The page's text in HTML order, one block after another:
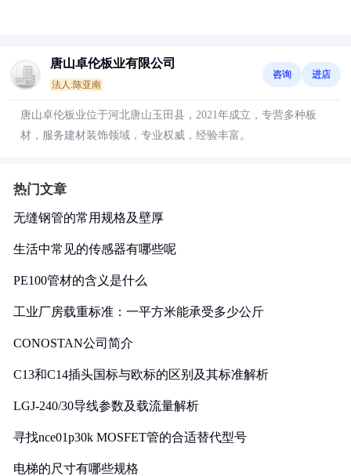
唐山卓伦板业有限公司
法人:陈亚南
咨询 进店
唐山卓伦板业位于河北唐山玉田县，2021年成立，专营多种板
材，服务建材装饰领域，专业权威，经验丰富。
热门文章
无缝钢管的常用规格及壁厚
生活中常见的传感器有哪些呢
PE100管材的含义是什么
工业厂房载重标准：一平方米能承受多少公斤
CONOSTAN公司简介
C13和C14插头国标与欧标的区别及其标准解析
LGJ-240/30导线参数及载流量解析
寻找nce01p30k MOSFET管的合适替代型号
电梯的尺寸有哪些规格